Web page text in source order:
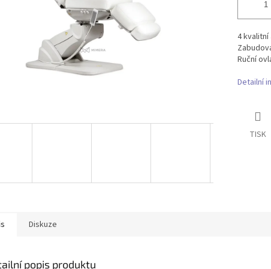
4
Ruční
Detailní
TISK
Diskuze
popis produktu